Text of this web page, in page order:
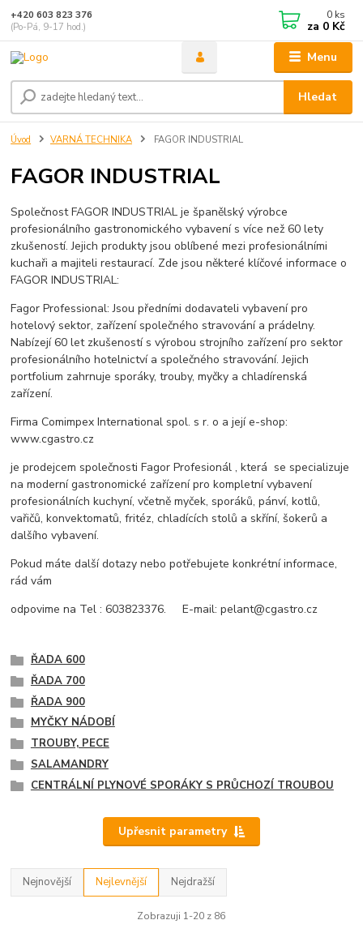
Menu
Hledat
+420 603 823 376
(Po-Pá, 9-17 hod.)
0 ks
za 0 Kč
Úvod VARNÁ TECHNIKA FAGOR INDUSTRIAL
FAGOR INDUSTRIAL
Společnost FAGOR INDUSTRIAL je španělský výrobce
profesionálního gastronomického vybavení s více než 60 lety
zkušeností. Jejich produkty jsou oblíbené mezi profesionálními
kuchaři a majiteli restaurací. Zde jsou některé klíčové informace o
FAGOR INDUSTRIAL:
Fagor Professional: Jsou předními dodavateli vybavení pro
hotelový sektor, zařízení společného stravování a prádelny.
Nabízejí 60 let zkušeností s výrobou strojního zařízení pro sektor
profesionálního hotelnictví a společného stravování. Jejich
portfolium zahrnuje sporáky, trouby, myčky a chladírenská
zařízení.
Firma Comimpex International spol. s r. o a její e-shop:
www.cgastro.cz
je prodejcem společnosti Fagor Profesionál , která se specializuje
na moderní gastronomické zařízení pro kompletní vybavení
profesionálních kuchyní, včetně myček, sporáků, pánví, kotlů,
vařičů, konvektomatů, fritéz, chladících stolů a skříní, šokerů a
dalšího vybavení.
Pokud máte další dotazy nebo potřebujete konkrétní informace,
rád vám
odpovime na Tel : 603823376. E-mail: pelant@cgastro.cz
ŘADA 600
ŘADA 700
ŘADA 900
MYČKY NÁDOBÍ
TROUBY, PECE
SALAMANDRY
CENTRÁLNÍ PLYNOVÉ SPORÁKY S PRŮCHOZÍ TROUBOU
Upřesnit parametry
Nejnovější Nejlevnější Nejdražší
Zobrazuji 1-20 z 86